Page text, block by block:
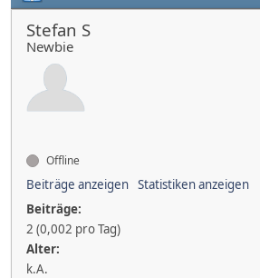
Stefan S
Newbie
Offline
Beiträge anzeigen Statistiken anzeigen
Beiträge:
2 (0,002 pro Tag)
Alter:
k.A.